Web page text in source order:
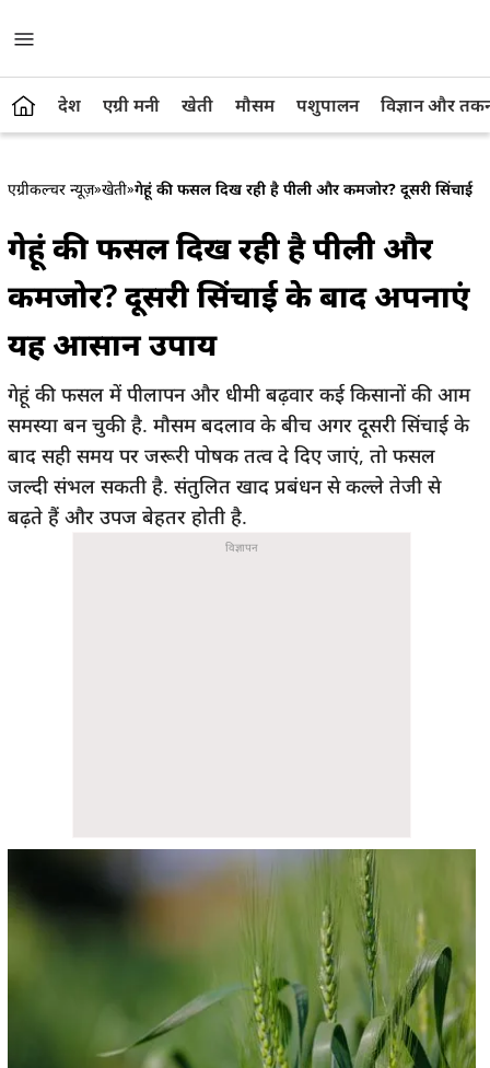
देश एग्री मनी खेती मौसम पशुपालन विज्ञान और
एग्रीकल्चर न्यूज़»खेती»गेहूं की फसल दिख रही है पीली और कमजोर? दूसरी सिंचाई
गेहूं की फसल दिख रही है पीली और
कमजोर? दूसरी सिंचाई के बाद अपनाएं
यह आसान उपाय
गेहूं की फसल में पीलापन और धीमी बढ़वार कई किसानों की आम
समस्या बन चुकी है. मौसम बदलाव के बीच अगर दूसरी सिंचाई के
बाद सही समय पर जरूरी पोषक तत्व दे दिए जाएं, तो फसल
जल्दी संभल सकती है. संतुलित खाद प्रबंधन से कल्ले तेजी से
बढ़ते हैं और उपज बेहतर होती है.